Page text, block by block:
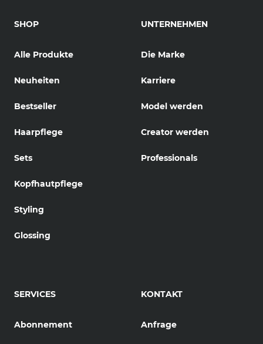
SHOP
Alle Produkte
Neuheiten
Bestseller
Haarpflege
Sets
Kopfhautpflege
Styling
Glossing
UNTERNEHMEN
Die Marke
Karriere
Model werden
Creator werden
Professionals
SERVICES
Abonnement
KONTAKT
Anfrage